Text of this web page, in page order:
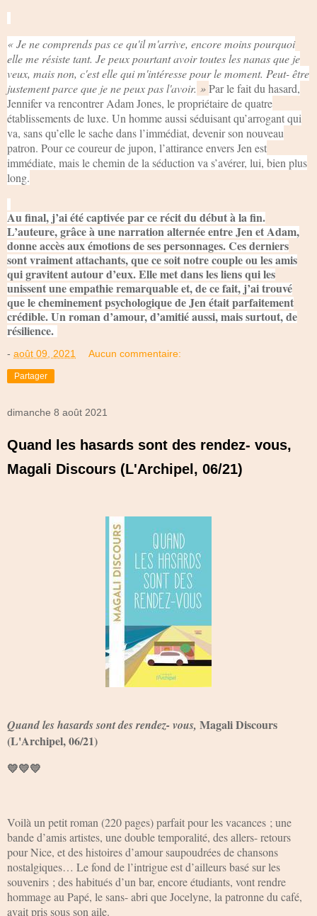
« Je ne comprends pas ce qu'il m'arrive, encore moins pourquoi
elle me résiste tant. Je peux pourtant avoir toutes les nanas que je
veux, mais non, c'est elle qui m'intéresse pour le moment. Peut- être
justement parce que je ne peux pas l'avoir. »Par le fait du hasard,
Jennifer va rencontrer Adam Jones, le propriétaire de quatre
établissements de luxe. Un homme aussi séduisant qu’arrogant qui
va, sans qu’elle le sache dans l’immédiat, devenir son nouveau
patron. Pour ce coureur de jupon, l’attirance envers Jen est
immédiate, mais le chemin de la séduction va s’avérer, lui, bien plus
long.
Au final, j’ai été captivée par ce récit du début à la fin.
L’auteure, grâce à une narration alternée entre Jen et Adam,
donne accès aux émotions de ses personnages. Ces derniers
sont vraiment attachants, que ce soit notre couple ou les amis
qui gravitent autour d’eux. Elle met dans les liens qui les
unissent une empathie remarquable et, de ce fait, j’ai trouvé
que le cheminement psychologique de Jen était parfaitement
crédible. Un roman d’amour, d’amitié aussi, mais surtout, de
résilience.
- août 09, 2021 Aucun commentaire:
Partager
dimanche 8 août 2021
Quand les hasards sont des rendez- vous,
Magali Discours (L'Archipel, 06/21)
Quand les hasards sont des rendez- vous, Magali Discours
(L'Archipel, 06/21)
💛💛💛
Voilà un petit roman (220 pages) parfait pour les vacances ; une
bande d’amis artistes, une double temporalité, des allers- retours
pour Nice, et des histoires d’amour saupoudrées de chansons
nostalgiques… Le fond de l’intrigue est d’ailleurs basé sur les
souvenirs ; des habitués d’un bar, encore étudiants, vont rendre
hommage au Papé, le sans- abri que Jocelyne, la patronne du café,
avait pris sous son aile.